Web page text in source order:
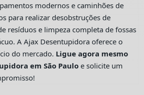
modernos e caminhões de
para realizar desobstruções de
resíduos e limpeza completa de fossas
A Ajax Desentupidora oferece o
do mercado. Ligue agora mesmo
em São Pauloe solicite um